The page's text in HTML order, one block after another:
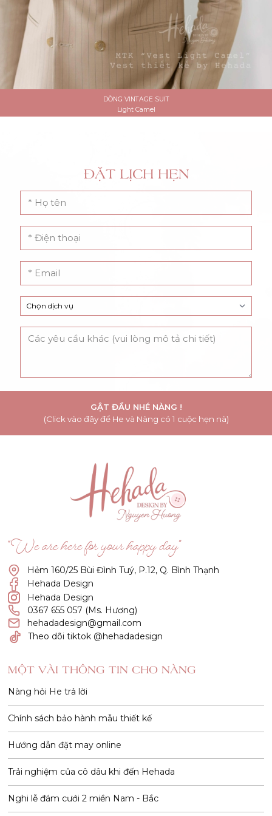
DÒNG VINTAGE SUIT
Light Camel
ĐẶT LỊCH HẸN
GẬT ĐẦU NHÉ NÀNG !
(Click vào đây để He và Nàng có 1 cuộc hẹn nà)
“We are here for your happy day”
Hẻm 160/25 Bùi Đình Tuý, P.12, Q. Bình Thạnh
Hehada Design
Hehada Design
0367 655 057 (Ms. Hương)
hehadadesign@gmail.com
Theo dõi tiktok @hehadadesign
MỘT VÀI THÔNG TIN CHO NÀNG
Nàng hỏi He trả lời
Chính sách bảo hành mẫu thiết kế
Hướng dẫn đặt may online
Trải nghiệm của cô dâu khi đến Hehada
Nghi lễ đám cưới 2 miền Nam - Bắc